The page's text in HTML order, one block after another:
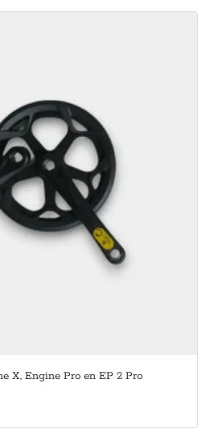
X, Engine Pro en EP 2 Pro